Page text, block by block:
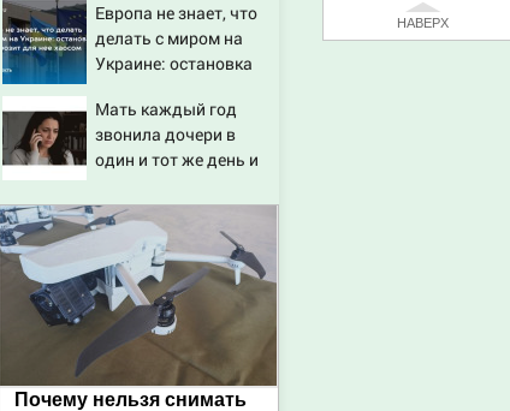
НАВЕРХ
Европа не знает, что
делать с миром на
Украине: остановка
хаосом
Мать каждый год
звонила дочери в
один и тот же день и
раскрылась слишком
поздно: история
одной семьи
Почему нельзя снимать